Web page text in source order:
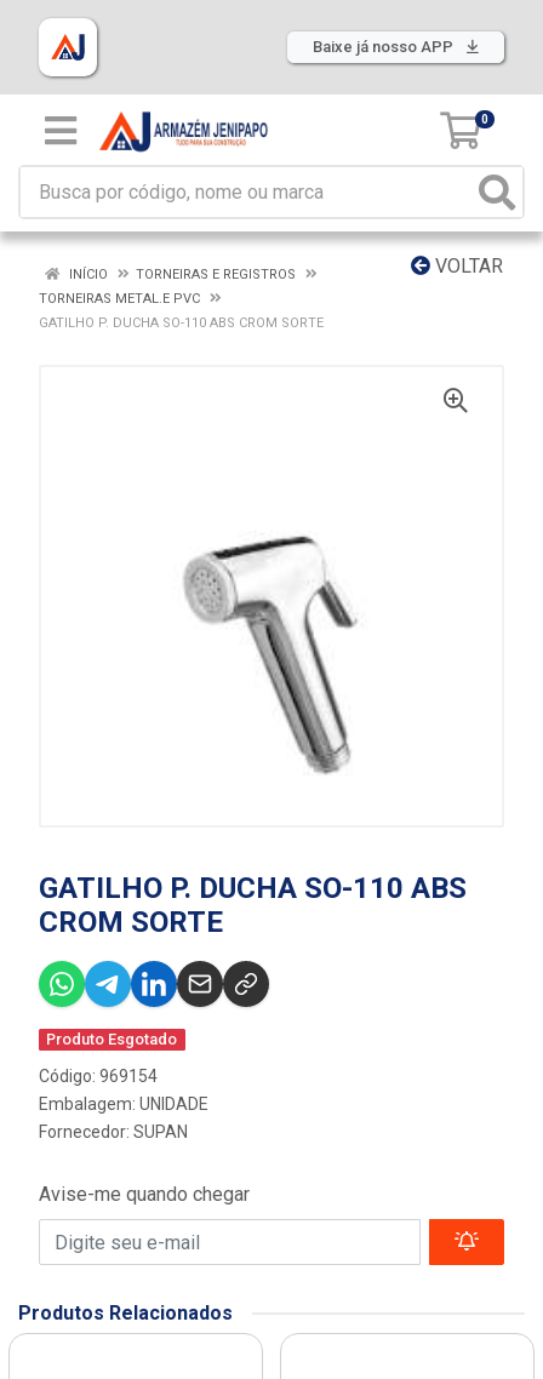
Baixe já nosso APP
0
VOLTAR
INÍCIO
TORNEIRAS E REGISTROS
TORNEIRAS METAL.E PVC
GATILHO P. DUCHA SO-110 ABS CROM SORTE
GATILHO P. DUCHA SO-110 ABS
CROM SORTE
Produto Esgotado
Código: 969154
Embalagem: UNIDADE
Fornecedor: SUPAN
Avise-me quando chegar
Produtos Relacionados